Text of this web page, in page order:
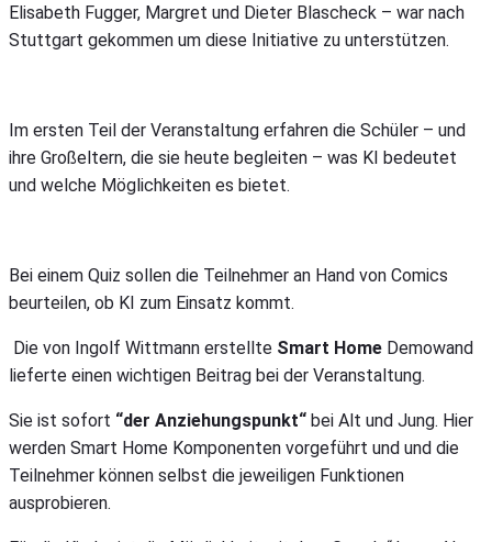
Elisabeth Fugger, Margret und Dieter Blascheck – war nach
Stuttgart gekommen um diese Initiative zu unterstützen.
Im ersten Teil der Veranstaltung erfahren die Schüler – und
ihre Großeltern, die sie heute begleiten – was KI bedeutet
und welche Möglichkeiten es bietet.
Bei einem Quiz sollen die Teilnehmer an Hand von Comics
beurteilen, ob KI zum Einsatz kommt.
Die von Ingolf Wittmann erstellte Smart Home Demowand
lieferte einen wichtigen Beitrag bei der Veranstaltung.
Sie ist sofort “der Anziehungspunkt“ bei Alt und Jung. Hier
werden Smart Home Komponenten vorgeführt und und die
Teilnehmer können selbst die jeweiligen Funktionen
ausprobieren.